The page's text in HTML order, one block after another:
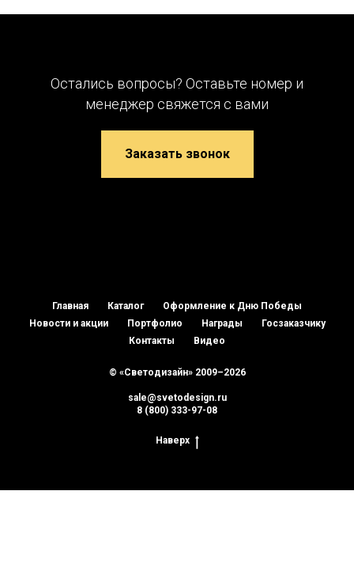
Остались вопросы? Оставьте номер и
менеджер свяжется с вами
Заказать звонок
Главная Каталог
Оформление к Дню Победы
Новости и акции
Портфолио Награды
Госзаказчику
Контакты
Видео
© «Светодизайн» 2009–2026
sale@svetodesign.ru
8 (800) 333-97-08
Наверх